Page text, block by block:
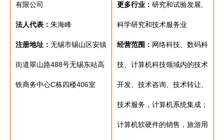
有限公司
法人代表： 朱海峰
注册地址： 无锡市锡山区安镇
街道翠山路488号无锡东站高
铁商务中心C栋四楼406室
更多行业： 研究和试验发展,
科学研究和技术服务业
经营范围： 网络科技、数码科
技、计算机科技领域内的技术
开发、技术咨询、技术转让、
技术服务，计算机系统集成；
计算机软硬件的销售，旅游用